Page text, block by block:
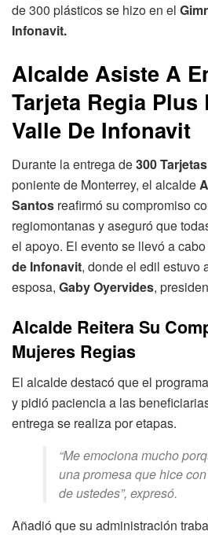
de 300 plásticos se hizo en el
Infonavit.
Alcalde Asiste A
Tarjeta Regia Plus
Valle De Infonavit
Durante la entrega de300
poniente de Monterrey, el alcalde
Santos reafirmó su compromiso
regiomontanas y aseguró que
el apoyo. El evento se llevó a
de Infonavit, donde el edil estuvo
esposa, Gaby Oyervides,
Alcalde Reitera Su
Mujeres Regias
El alcalde destacó que el
y pidió paciencia a las
entrega se realiza por etapas.
“Me emociona mucho
una promesa que hice
de ustedes”, expresó.
Añadió que su administración